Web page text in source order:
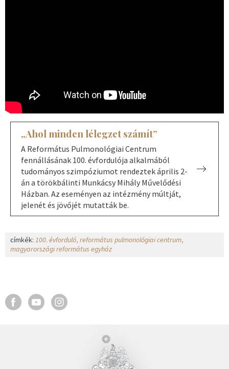
„Ahol minden lélegzet számít”
A Református Pulmonológiai Centrum
fennállásának 100. évfordulója alkalmából
tudományos szimpóziumot rendeztek április 2-
án a törökbálinti Munkácsy Mihály Művelődési
Házban. Az eseményen az intézmény múltját,
jelenét és jövőjét mutatták be.
címkék: 100. évforduló református pulmonológiai centrum
magyarországi református egyház